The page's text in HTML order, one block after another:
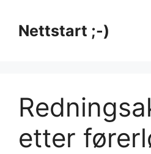
innholdNettstart ;-)
etter